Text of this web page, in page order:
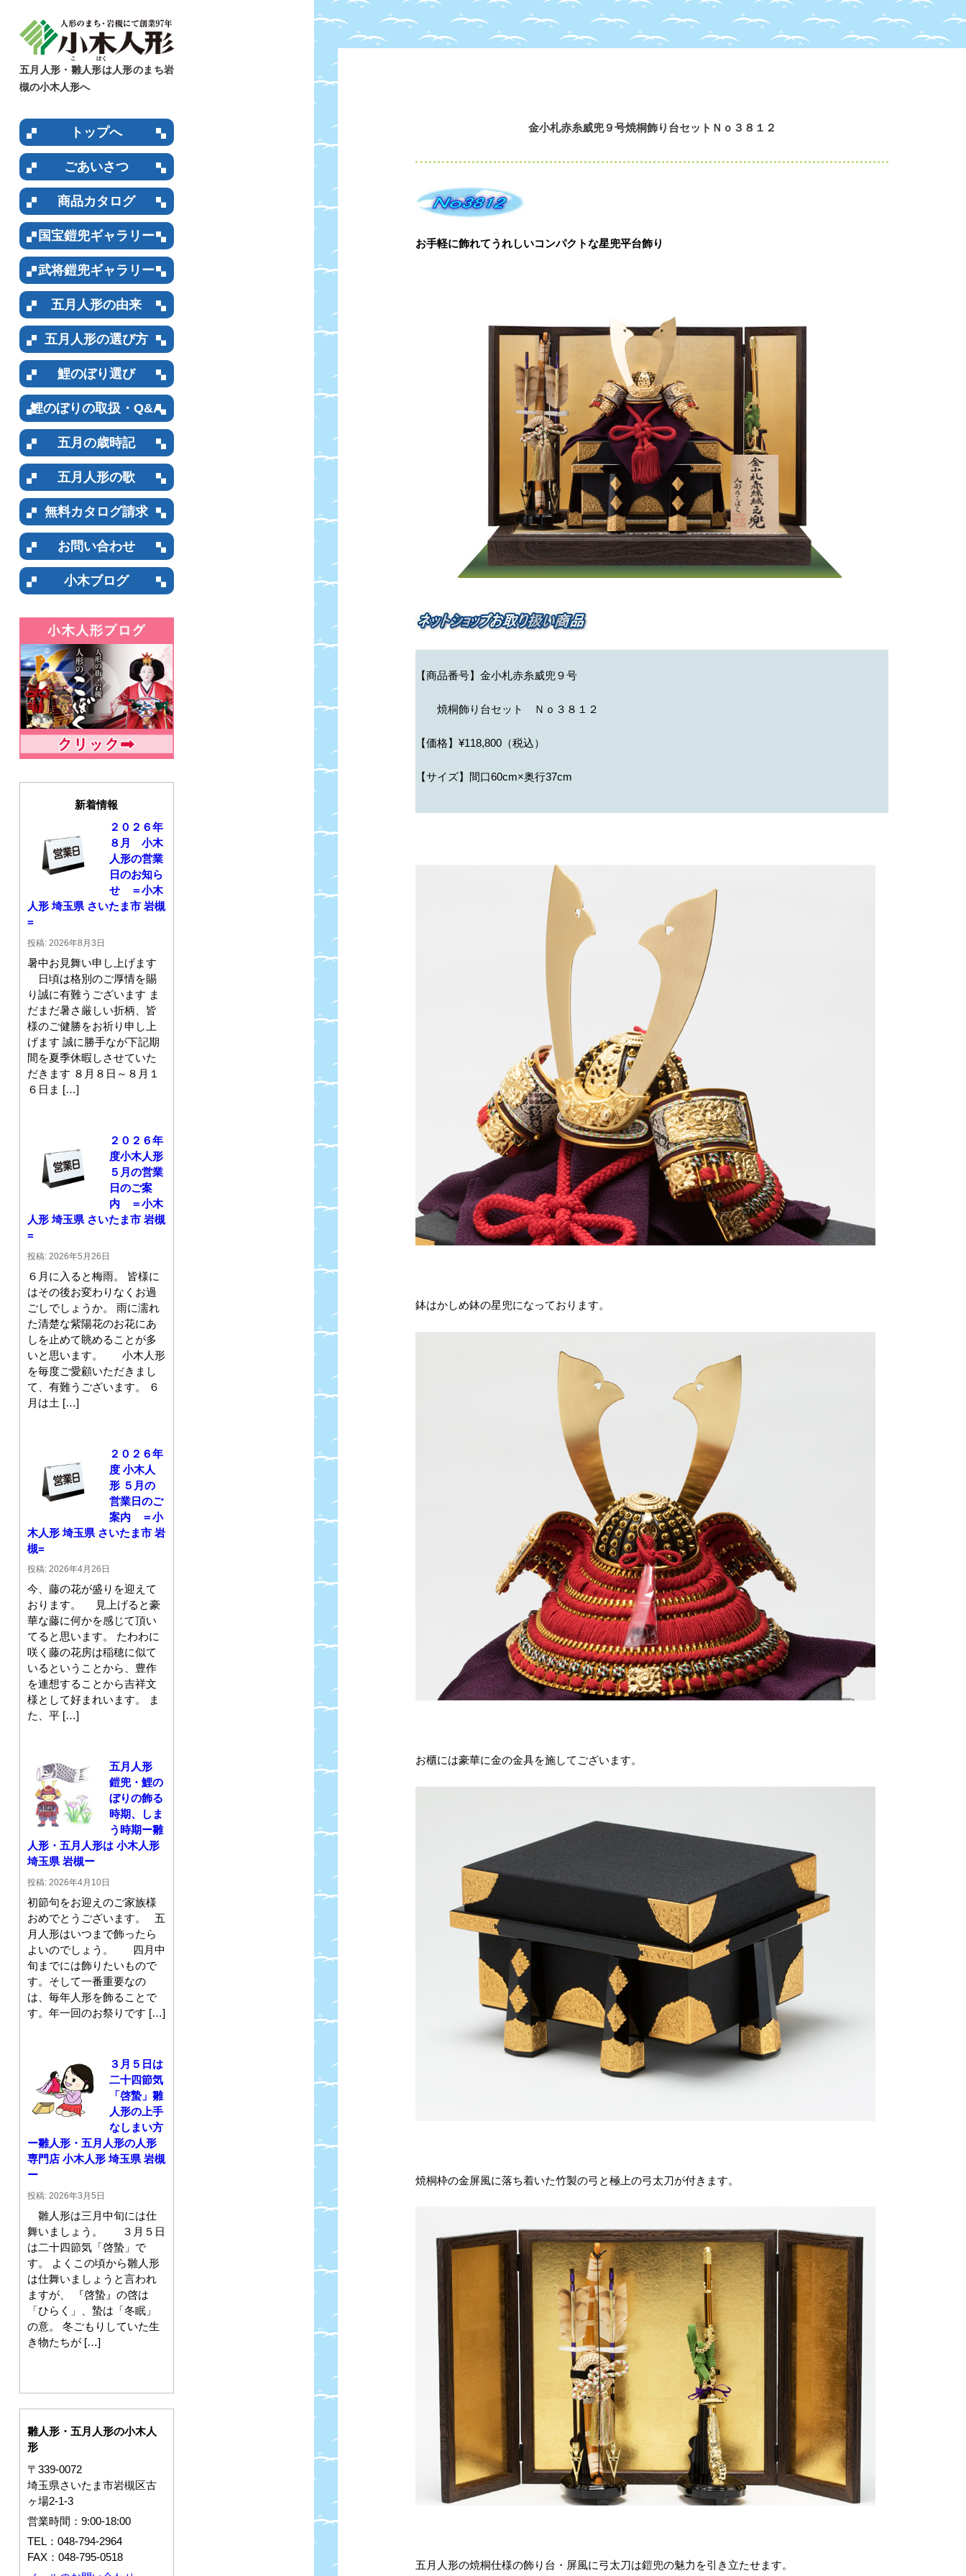
五月人形・雛人形は人形のまち岩
槻の小木人形へ
トップへ
ごあいさつ
商品カタログ
国宝鎧兜ギャラリー
武将鎧兜ギャラリー
五月人形の由来
五月人形の選び方
鯉のぼり選び
鯉のぼりの取扱・Q&A
五月の歳時記
五月人形の歌
無料カタログ請求
お問い合わせ
小木ブログ
新着情報
２０２６年
８月 小木
人形の営業
日のお知ら
せ ＝小木
人形 埼玉県 さいたま市 岩槻
=
投稿: 2026年8月3日
暑中お見舞い申し上げます
日頃は格別のご厚情を賜
り誠に有難うございます ま
だまだ暑さ厳しい折柄、皆
様のご健勝をお祈り申し上
げます 誠に勝手なが下記期
間を夏季休暇しさせていた
だきます ８月８日～８月１
６日ま […]
２０２６年
度小木人形
５月の営業
日のご案
内 ＝小木
人形 埼玉県 さいたま市 岩槻
=
投稿: 2026年5月26日
６月に入ると梅雨。 皆様に
はその後お変わりなくお過
ごしでしょうか。 雨に濡れ
た清楚な紫陽花のお花にあ
しを止めて眺めることが多
いと思います。 小木人形
を毎度ご愛顧いただきまし
て、有難うございます。 ６
月は土 […]
２０２６年
度 小木人
形 ５月の
営業日のご
案内 ＝小
木人形 埼玉県 さいたま市 岩
槻=
投稿: 2026年4月26日
今、藤の花が盛りを迎えて
おります。 見上げると豪
華な藤に何かを感じて頂い
てると思います。 たわわに
咲く藤の花房は稲穂に似て
いるということから、豊作
を連想することから吉祥文
様として好まれいます。 ま
た、平 […]
五月人形
鎧兜・鯉の
ぼりの飾る
時期、しま
う時期ー雛
人形・五月人形は 小木人形
埼玉県 岩槻ー
投稿: 2026年4月10日
初節句をお迎えのご家族様
おめでとうございます。 五
月人形はいつまで飾ったら
よいのでしょう。 四月中
旬までには飾りたいもので
す。そして一番重要なの
は、毎年人形を飾ることで
す。年一回のお祭りです […]
３月５日は
二十四節気
「啓蟄」雛
人形の上手
なしまい方
ー雛人形・五月人形の人形
専門店 小木人形 埼玉県 岩槻
ー
投稿: 2026年3月5日
雛人形は三月中旬には仕
舞いましょう。 ３月５日
は二十四節気「啓蟄」で
す。 よくこの頃から雛人形
は仕舞いましょうと言われ
ますが、 『啓蟄』の啓は
「ひらく」、蟄は「冬眠」
の意。 冬ごもりしていた生
き物たちが […]
雛人形・五月人形の小木人
形
〒339-0072
埼玉県さいたま市岩槻区古
ヶ場2-1-3
営業時間：9:00-18:00
TEL：048-794-2964
FAX：048-795-0518
金小札赤糸威兜９号焼桐飾り台セットＮｏ３８１２
お手軽に飾れてうれしいコンパクトな星兜平台飾り
【商品番号】金小札赤糸威兜９号
焼桐飾り台セット Ｎｏ３８１２
【価格】¥118,800（税込）
【サイズ】間口60cm×奥行37cm
鉢はかしめ鉢の星兜になっております。
お櫃には豪華に金の金具を施してございます。
焼桐枠の金屏風に落ち着いた竹製の弓と極上の弓太刀が付きます。
五月人形の焼桐仕様の飾り台・屏風に弓太刀は鎧兜の魅力を引き立たせます。